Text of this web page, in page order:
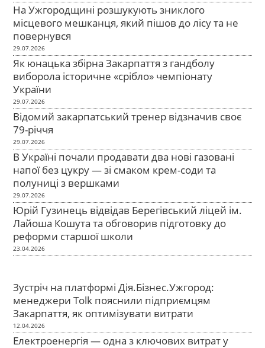
На Ужгородщині розшукують зниклого
місцевого мешканця, який пішов до лісу та не
повернувся
29.07.2026
Як юнацька збірна Закарпаття з гандболу
виборола історичне «срібло» чемпіонату
України
29.07.2026
Відомий закарпатський тренер відзначив своє
79-річчя
29.07.2026
В Україні почали продавати два нові газовані
напої без цукру — зі смаком крем-соди та
полуниці з вершками
29.07.2026
Юрій Гузинець відвідав Берегівський ліцей ім.
Лайоша Кошута та обговорив підготовку до
реформи старшої школи
23.04.2026
Зустріч на платформі Дія.Бізнес.Ужгород:
менеджери Tolk пояснили підприємцям
Закарпаття, як оптимізувати витрати
12.04.2026
Електроенергія — одна з ключових витрат у